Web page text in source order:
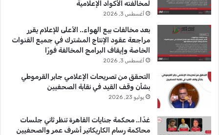
e
م
لمخالفته الأكواد الإعلامية
أغسطس 3, 2026
بعد مخالفات بيع الهواء.. الأعلى للإعلام يقرر
مراجعة عقود الإنتاج المشترك في جميع القنوات
الخاصة وإيقاف البرامج المخالفة فورًا
أغسطس 3, 2026
التحقق من تصريحات الإعلامي جابر القرموطي
بشأن وقف القيد في نقابة الصحفيين
يوليو 23, 2026
غدًا.. محكمة جنايات القاهرة تنظر ثاني جلسات
محاكمة رسام الكاريكاتير أشرف عمر والصحفيين